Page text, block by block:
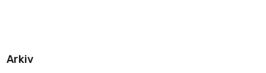
Arkiv